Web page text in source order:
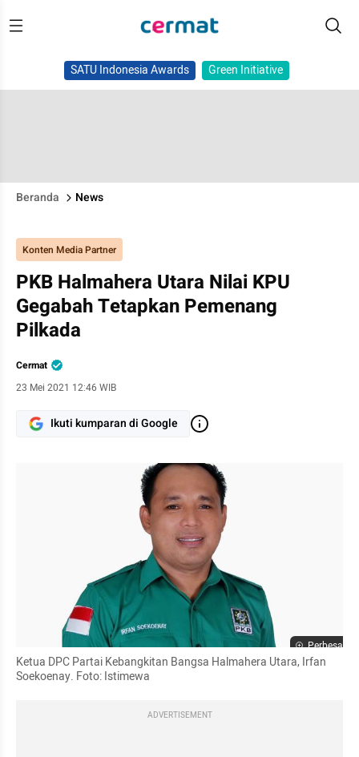
SATU Indonesia Awards Green Initiative
Beranda News
Konten Media Partner
PKB Halmahera Utara Nilai KPU
Gegabah Tetapkan Pemenang
Pilkada
Cermat
23 Mei 2021 12:46 WIB
Ikuti kumparan di Google
Perbesar
Ketua DPC Partai Kebangkitan Bangsa Halmahera Utara, Irfan
Soekoenay. Foto: Istimewa
ADVERTISEMENT